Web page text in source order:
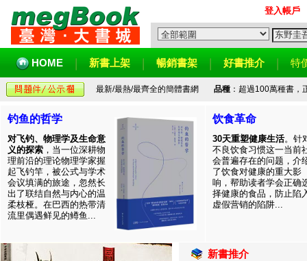
登入帳戶
HOME 新書上架 暢銷書架 好書推介 特
最新/最熱/最齊全的簡體書網 品種：超過100萬種書，
钓鱼的哲学
对飞钓、物理学及生命意
义的探索 ，当一位深耕物
理前沿的理论物理学家握
起飞钓竿，被公式与学术
会议填满的旅途，忽然长
出了联结自然与内心的温
柔枝桠。在巴西的热带清
流里偶遇鲜见的鳟鱼...
饮食革命
30天重塑健康生活。针
不良饮食习惯这一当前
会普遍存在的问题，介
了饮食对健康的重大影
响，帮助读者学会正确
择健康的食品，防止陷
虚假营销的陷阱...
新書推介